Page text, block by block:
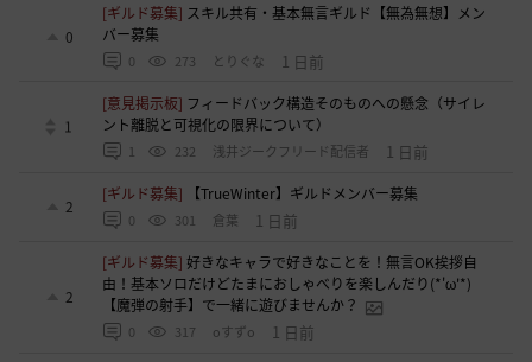
0
[ギルド募集] スキル共有・基本無言ギルド【無為無想】メン
バー募集
0 273 とりぐな 1 日前
1
[意見掲示板] フィードバック構造そのものへの懸念（サイレ
ント離脱と可視化の限界について）
1 232 浅井ジークフリード配信者 1 日前
2
[ギルド募集] 【TrueWinter】ギルドメンバー募集
0 301 倉葉 1 日前
2
[ギルド募集]好きなキャラで好きなことを！無言OK挨拶自
由！基本ソロだけどたまにおしゃべりを楽しんだり(*'ω'*)
【魔弾の射手】で一緒に遊びませんか？
0 317 oすずo 1 日前